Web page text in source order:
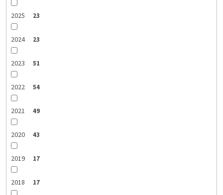
2025 23
2024 23
2023 51
2022 54
2021 49
2020 43
2019 17
2018 17